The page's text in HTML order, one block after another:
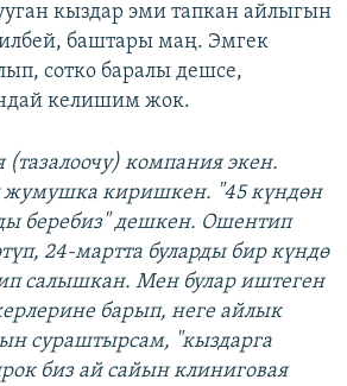
кыздар эми тапкан айлыгын
баштары маң. Эмгек
сотко баралы дешсе,
келишим жок.
(тазалоочу) компания экен.
жумушка киришкен. "45 күндөн
беребиз" дешкен. Ошентип
24-мартта буларды бир күндө
салышкан. Мен булар иштеген
барып, неге айлык
сураштырсам, "кыздарга
биз ай сайын клиниговая